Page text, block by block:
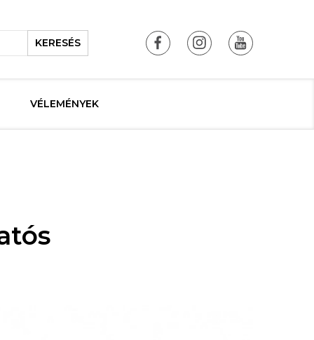
KERESÉS
VÉLEMÉNYEK